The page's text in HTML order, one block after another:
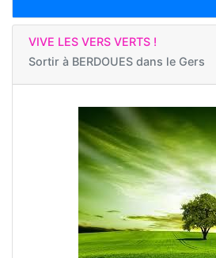
VIVE LES VERS VERTS !
Sortir à BERDOUES dans le Gers